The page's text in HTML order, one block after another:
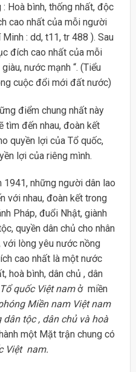
Hoà bình, thống nhất, độc
cao nhất của mỗi người
: dd, t11, tr 488 ). Sau
đích cao nhất của mỗi
nước mạnh “. (Tiểu
cuộc đổi mới đất nước)
điểm chung nhất này
tìm đến nhau, đoàn kết
quyền lợi của Tổ quốc,
lợi của riêng mình.
những người dân lao
với nhau, đoàn kết trong
Pháp, đuổi Nhật, giành
quyền dân chủ cho nhân
với lòng yêu nước nồng
cao nhất là một nước
hoà bình, dân chủ , dân
quốc Việt namở miền
Miền nam Việt nam
tộc , dân chủ và hoà
một Mặt trận chung có
Việt nam.